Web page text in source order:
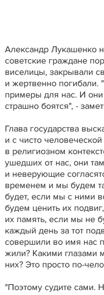
Александр Лукашенко
советские граждане
виселицы, закрывали
и жертвенно
примеры для нас. И
страшно боятся", -
Глава государства
и с чисто
в религиозном
ушедших от нас, они
и неверующие
временем и мы будем
будет, если мы с ними
будем ценить их
их память, если мы не
каждый день за тот
совершили во имя нас
жили? Какими глазами
них? Это просто по-
"Поэтому судите сами.